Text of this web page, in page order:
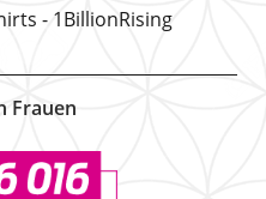
- 1BillionRising
Frauen